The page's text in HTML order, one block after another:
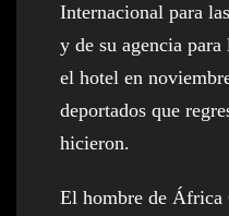
Internacional para
y de su agencia
el hotel en
deportados que
hicieron.
El hombre de África